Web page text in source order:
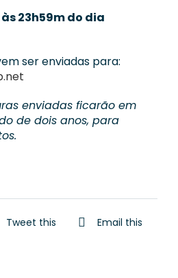
23h59m do dia
ser enviadas para:
enviadas ficarão em
de dois anos, para
Tweet this Email this